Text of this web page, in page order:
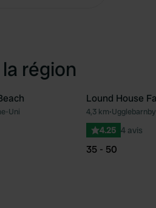
région
Préféré
Uni
Lound House
4,3 km•
4.25 4 avis
35 - 50